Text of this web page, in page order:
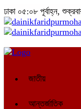
ঢাকা ০৫:০৮ পূর্বাহ্ন,
জাতীয়
আন্তর্জাতিক